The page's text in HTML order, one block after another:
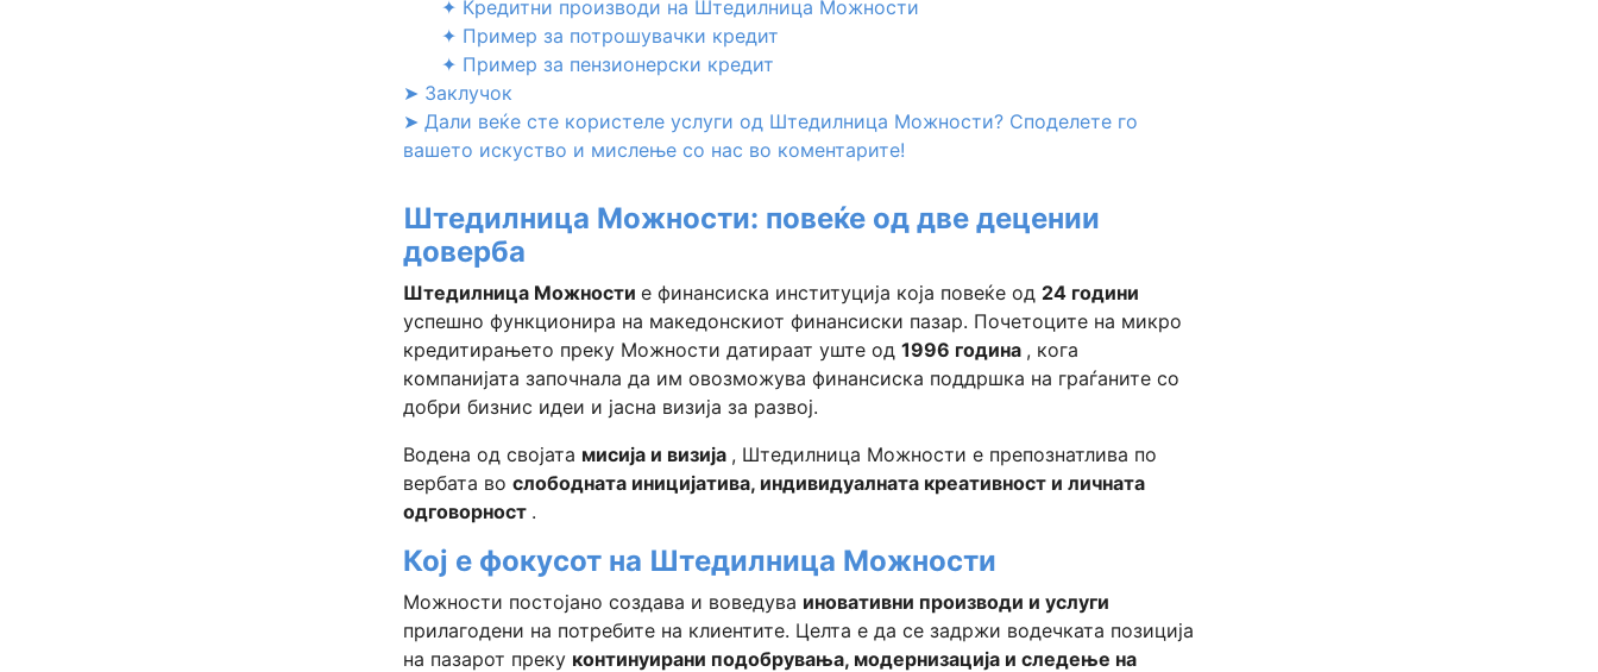
✦ Кредитни производи на Штедилница Можности
✦ Пример за потрошувачки кредит
✦ Пример за пензионерски кредит
➤ Заклучок
➤ Дали веќе сте користеле услуги од Штедилница Можности? Споделете го
вашето искуство и мислење со нас во коментарите!
Штедилница Можности: повеќе од две децении
доверба
Штедилница Можности е финансиска институција која повеќе од 24 години
успешно функционира на македонскиот финансиски пазар. Почетоците на микро
кредитирањето преку Можности датираат уште од 1996 година , кога
компанијата започнала да им овозможува финансиска поддршка на граѓаните со
добри бизнис идеи и јасна визија за развој.
Водена од својата мисија и визија , Штедилница Можности е препознатлива по
вербата во слободната иницијатива, индивидуалната креативност и личната
одговорност .
Кој е фокусот на Штедилница Можности
Можности постојано создава и воведува иновативни производи и услуги
прилагодени на потребите на клиентите. Целта е да се задржи водечката позиција
на пазарот преку континуирани подобрувања, модернизација и следење на